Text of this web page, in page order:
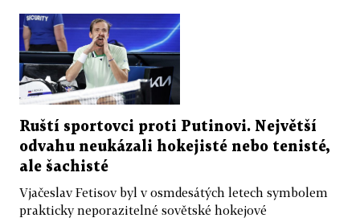
Ruští sportovci proti Putinovi. Největší
odvahu neukázali hokejisté nebo tenisté,
ale šachisté
Vjačeslav Fetisov byl v osmdesátých letech symbolem
prakticky neporazitelné sovětské hokejové